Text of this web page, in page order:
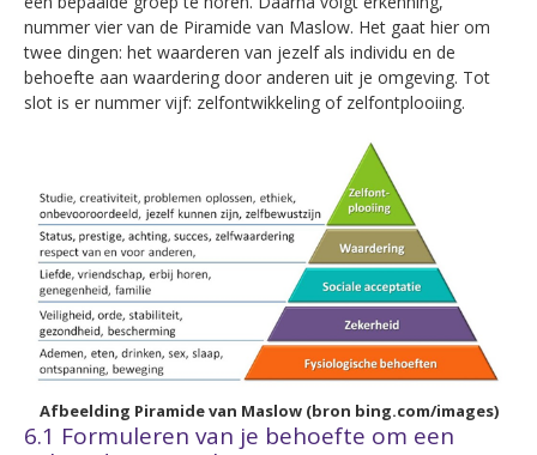
nummer vier van de Piramide van Maslow. Het gaat hier om
twee dingen: het waarderen van jezelf als individu en de
behoefte aan waardering door anderen uit je omgeving. Tot
slot is er nummer vijf: zelfontwikkeling of zelfontplooiing.
Afbeelding Piramide van Maslow (bron bing.com/images)
6.1 Formuleren van je behoefte om een